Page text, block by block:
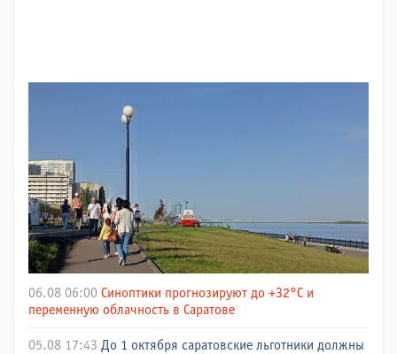
06.08 06:00 Синоптики прогнозируют до +32°C и
переменную облачность в Саратове
05.08 17:43 До 1 октября саратовские льготники должны